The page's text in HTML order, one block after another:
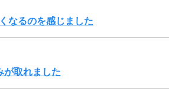
なるのを感じました
が取れました